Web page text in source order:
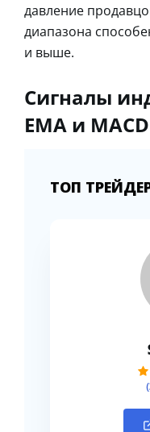
давление
диапазона
и выше.
Сигналы
EMA и MACD
ТОП